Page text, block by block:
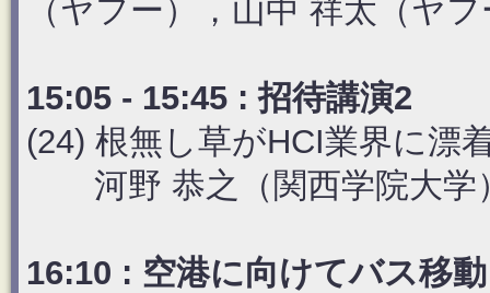
（ヤフー），山中 祥太（ヤ
15:05 - 15:45 : 招待講演2
(24) 根無し草がHCI業界に漂
河野 恭之（関西学院大学
16:10 : 空港に向けてバス移動